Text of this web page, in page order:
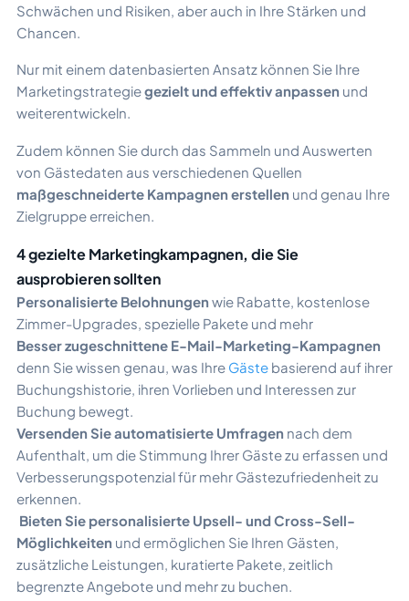
Schwächen und Risiken, aber auch in Ihre Stärken und
Chancen.
Nur mit einem datenbasierten Ansatz können Sie Ihre
Marketingstrategiegezielt und effektiv anpassen und
weiterentwickeln.
Zudem können Sie durch das Sammeln und Auswerten
von Gästedaten aus verschiedenen Quellen
maßgeschneiderte Kampagnen erstellen und genau Ihre
Zielgruppe erreichen.
4 gezielte Marketingkampagnen, die Sie
ausprobieren sollten
Personalisierte Belohnungen wie Rabatte, kostenlose
Zimmer-Upgrades, spezielle Pakete und mehr
Besser zugeschnittene E-Mail-Marketing-Kampagnen
denn Sie wissen genau, was Ihre Gäste basierend auf ihrer
Buchungshistorie, ihren Vorlieben und Interessen zur
Buchung bewegt.
Versenden Sie automatisierte Umfragen nach dem
Aufenthalt, um die Stimmung Ihrer Gäste zu erfassen und
Verbesserungspotenzial für mehr Gästezufriedenheit zu
erkennen.
Bieten Sie personalisierte Upsell- und Cross-Sell-
Möglichkeiten und ermöglichen Sie Ihren Gästen,
zusätzliche Leistungen, kuratierte Pakete, zeitlich
begrenzte Angebote und mehr zu buchen.